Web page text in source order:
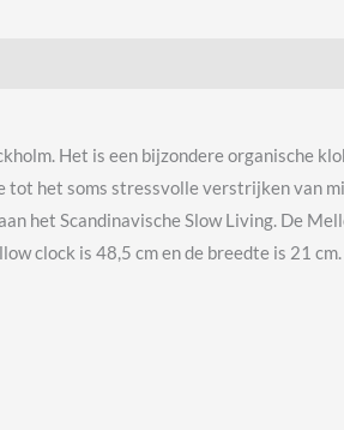
Het is een bijzondere organische
het soms stressvolle verstrijken van
het Scandinavische Slow Living. De
clock is 48,5 cm en de breedte is 21 cm.